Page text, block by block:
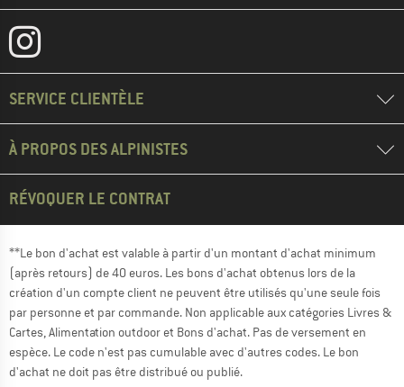
SERVICE CLIENTÈLE
À PROPOS DES ALPINISTES
RÉVOQUER LE CONTRAT
**Le bon d'achat est valable à partir d'un montant d'achat minimum
(après retours) de 40 euros. Les bons d'achat obtenus lors de la
création d'un compte client ne peuvent être utilisés qu'une seule fois
par personne et par commande. Non applicable aux catégories Livres &
Cartes, Alimentation outdoor et Bons d'achat. Pas de versement en
espèce. Le code n'est pas cumulable avec d'autres codes. Le bon
d'achat ne doit pas être distribué ou publié.